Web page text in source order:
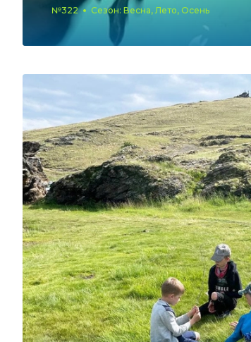
№322 Сезон: Весна, Лето, Осень